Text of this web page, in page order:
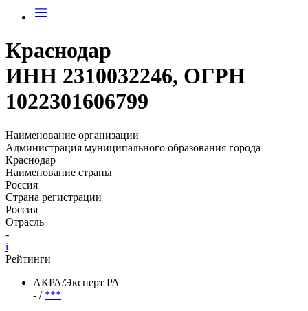
Краснодар
ИНН 2310032246, ОГРН
1022301606799
Наименование организации
Администрация муниципального образования города
Краснодар
Наименование страны
Россия
Страна регистрации
Россия
Отрасль
-
i
Рейтинги
АКРА/Эксперт РА
- / ***